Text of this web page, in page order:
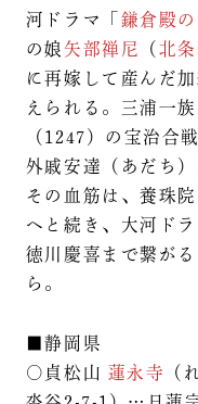
河ドラマ「 鎌倉殿の
の娘矢部禅尼 （ 北
に再嫁して産んだ
えられる。三浦一
（1247）の宝治合
外戚安達（あだち
その血筋は、養珠
へと続き、大河ドラ
徳川慶喜まで繋が
ら。
■静岡県
○貞松山 蓮永寺
（